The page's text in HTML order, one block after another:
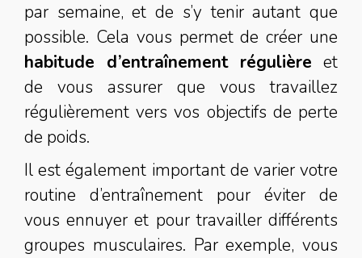
par semaine, et de s’y tenir autant que
possible. Cela vous permet de créer une
habitude d’entraînement régulière et
de vous assurer que vous travaillez
régulièrement vers vos objectifs de perte
de poids.
Il est également important de varier votre
routine d’entraînement pour éviter de
vous ennuyer et pour travailler différents
groupes musculaires. Par exemple, vous